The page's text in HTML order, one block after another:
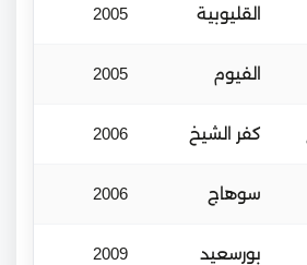
القليوبية 2005
الفيوم 2005
كفر الشيخ 2006
سوهاج 2006
بورسعيد 2009